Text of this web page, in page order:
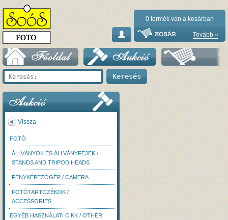
0 termék van a kosárban
Tovább »
Vissza
FOTÓ
ÁLLVÁNYOK ÉS ÁLLVÁNYFEJEK /
STANDS AND TRIPOD HEADS
FÉNYKÉPEZŐGÉP / CAMERA
FOTÓTARTOZÉKOK /
ACCESSORIES
EGYÉB HASZNÁLATI CIKK / OTHER